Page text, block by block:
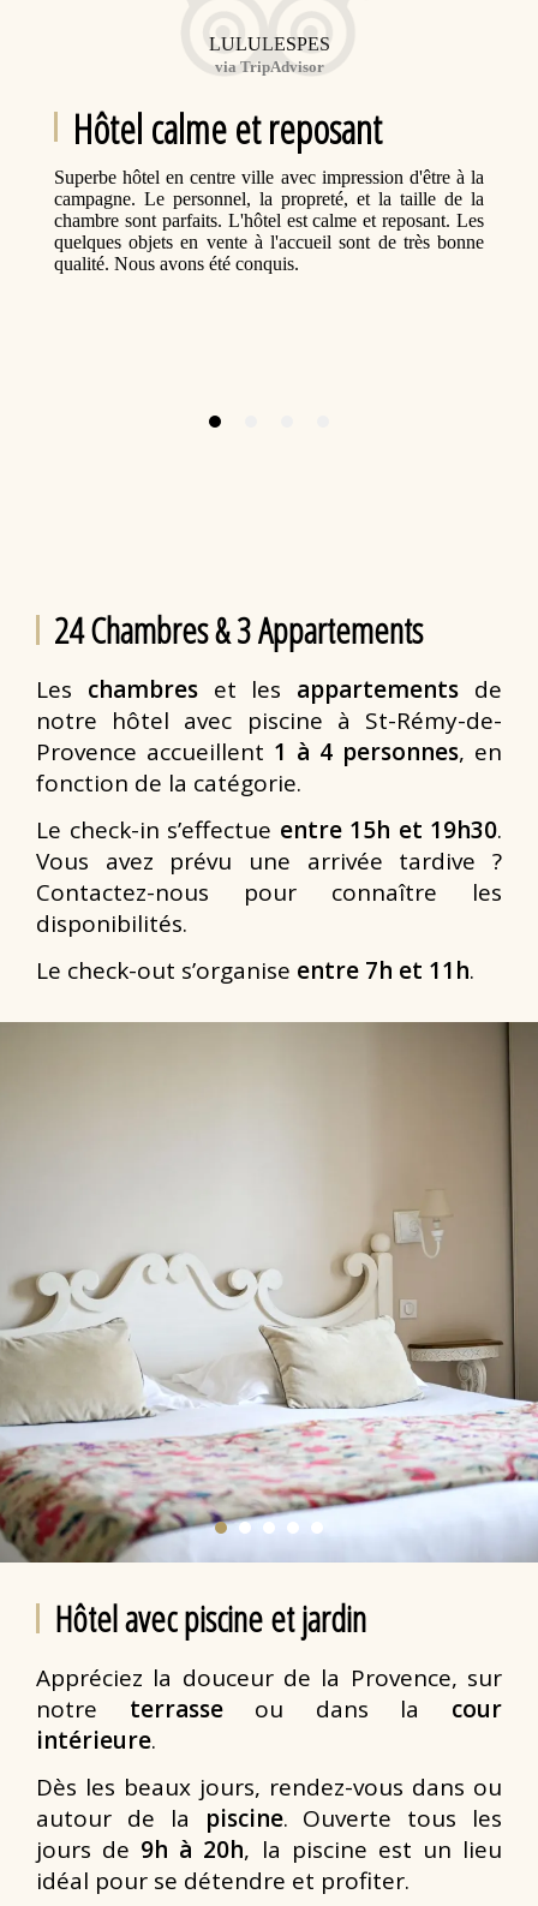
LULULESPES
via TripAdvisor
Hôtel calme et reposant
Superbe hôtel en centre ville avec impression d'être à la
campagne. Le personnel, la propreté, et la taille de la
chambre sont parfaits. L'hôtel est calme et reposant. Les
quelques objets en vente à l'accueil sont de très bonne
qualité. Nous avons été conquis.
24 Chambres & 3 Appartements
Les chambres et les appartements de
notre hôtel avec piscine à St-Rémy-de-
Provence accueillent 1 à 4 personnes, en
fonction de la catégorie.
Le check-in s’effectue entre 15h et 19h30.
Vous avez prévu une arrivée tardive ?
Contactez-nous pour connaître les
disponibilités.
Le check-out s’organise entre 7h et 11h.
Hôtel avec piscine et jardin
Appréciez la douceur de la Provence, sur
notre terrasse ou dans la cour
intérieure.
Dès les beaux jours, rendez-vous dans ou
autour de la piscine. Ouverte tous les
jours de 9h à 20h, la piscine est un lieu
idéal pour se détendre et profiter.